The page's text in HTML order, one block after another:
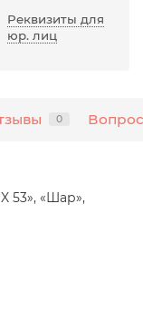
Реквизиты для
юр. лиц
0
53», «Шар»,